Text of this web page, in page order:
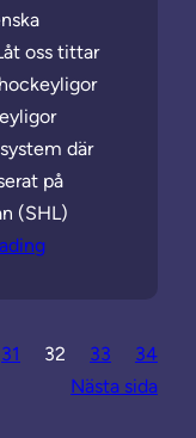
oss tittar
där
på
(SHL)
31 32 33
34
Nästa sida